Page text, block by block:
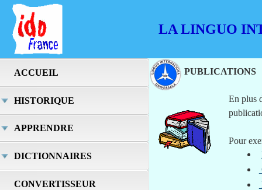
LA LINGUO
ACCUEIL
HISTORIQUE
APPRENDRE
DICTIONNAIRES
CONVERTISSEUR
PUBLICATIONS
En plus
Pour